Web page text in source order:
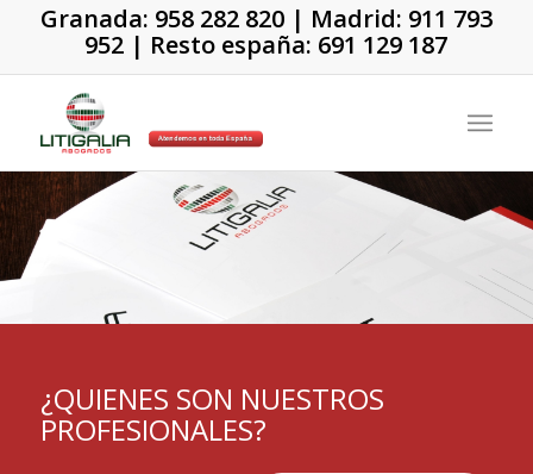
Granada: 958 282 820| Madrid: 911 793
952 | Resto españa: 691 129 187
¿QUIENES SON NUESTROS
PROFESIONALES?